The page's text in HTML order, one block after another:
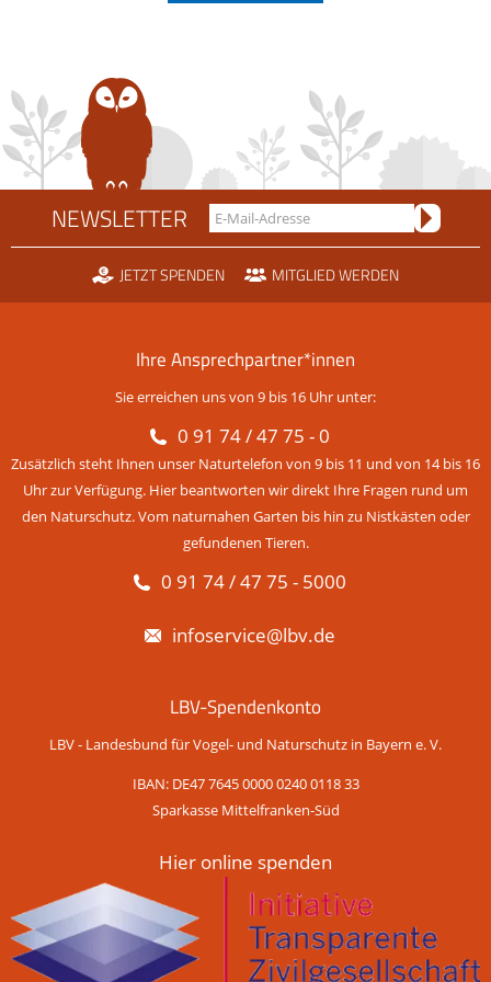
NEWSLETTER
JETZT SPENDEN MITGLIED WERDEN
Ihre Ansprechpartner*innen
Sie erreichen uns von 9 bis 16 Uhr unter:
0 91 74 / 47 75 - 0
Zusätzlich steht Ihnen unser Naturtelefon von 9 bis 11 und von 14 bis 16
Uhr zur Verfügung. Hier beantworten wir direkt Ihre Fragen rund um
den Naturschutz. Vom naturnahen Garten bis hin zu Nistkästen oder
gefundenen Tieren.
0 91 74 / 47 75 - 5000
infoservice@lbv.de
LBV-Spendenkonto
LBV - Landesbund für Vogel- und Naturschutz in Bayern e. V.
IBAN: DE47 7645 0000 0240 0118 33
Sparkasse Mittelfranken-Süd
Hier online spenden